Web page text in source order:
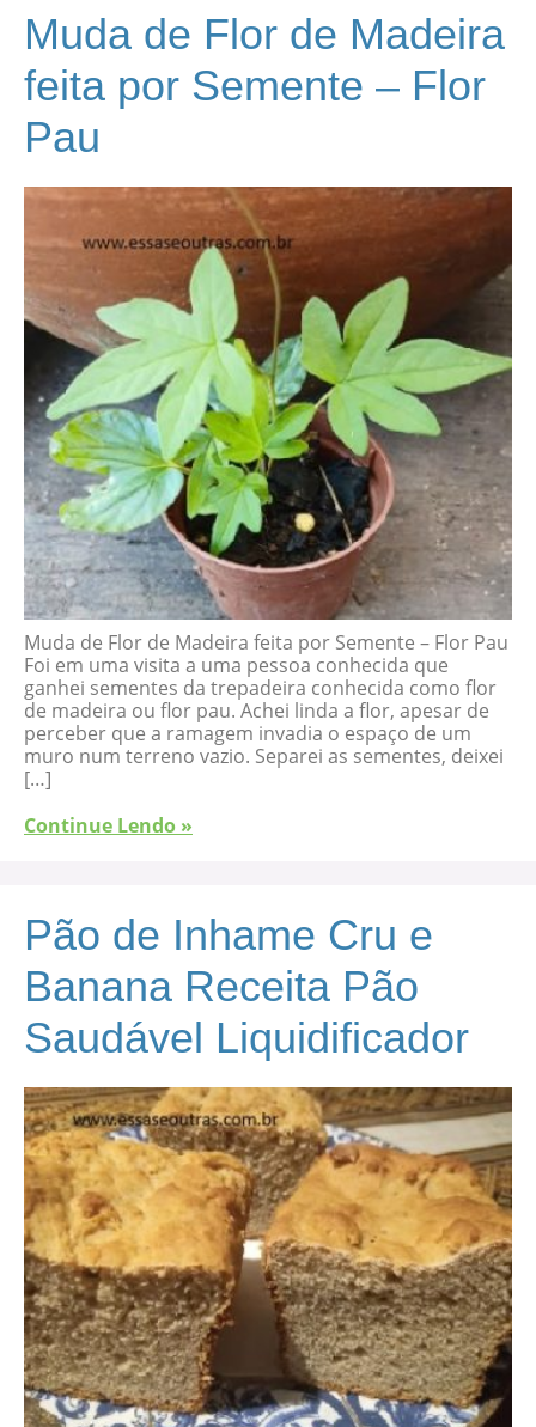
Muda de Flor de Madeira
feita por Semente – Flor
Pau
Muda de Flor de Madeira feita por Semente – Flor Pau
Foi em uma visita a uma pessoa conhecida que
ganhei sementes da trepadeira conhecida como flor
de madeira ou flor pau. Achei linda a flor, apesar de
perceber que a ramagem invadia o espaço de um
muro num terreno vazio. Separei as sementes, deixei
[…]
Continue Lendo »
Pão de Inhame Cru e
Banana Receita Pão
Saudável Liquidificador